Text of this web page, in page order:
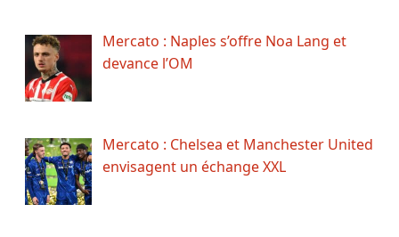
Mercato : Naples s’offre Noa Lang et
devance l’OM
Mercato : Chelsea et Manchester United
envisagent un échange XXL